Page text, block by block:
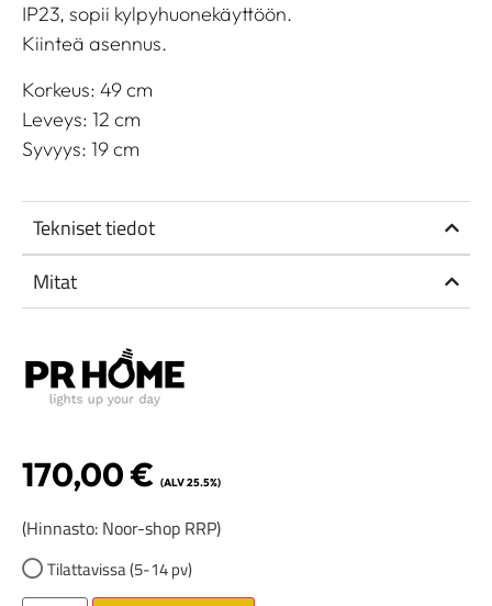
IP23, sopii kylpyhuonekäyttöön.
Kiinteä asennus.
Korkeus: 49 cm
Leveys: 12 cm
Syvyys: 19 cm
Tekniset tiedot
Mitat
170,00€ (ALV 25.5%)
(Hinnasto: Noor-shop RRP)
Tilattavissa (5-14 pv)